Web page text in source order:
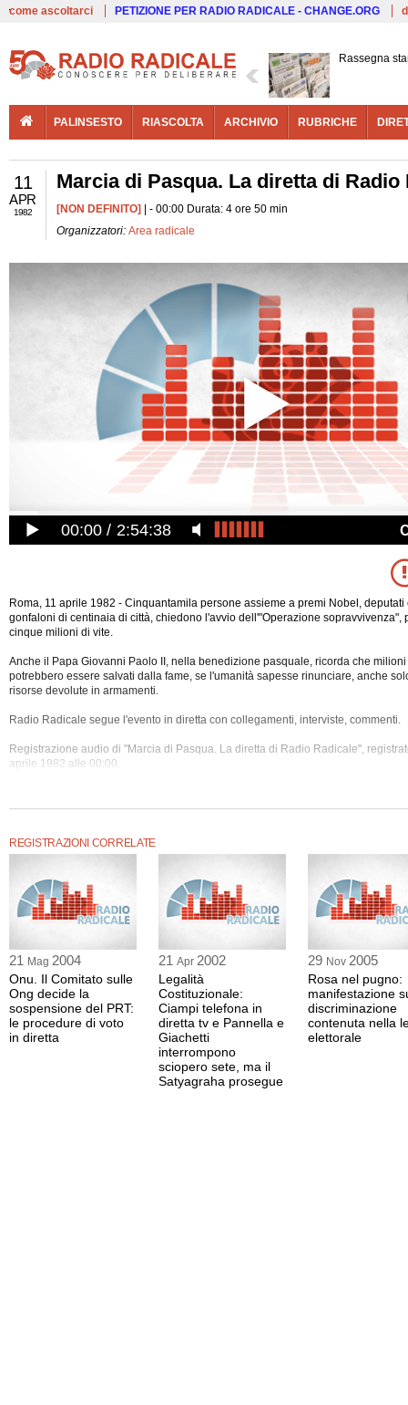
come ascoltarci PETIZIONE PER RADIO RADICALE - CHANGE.ORG
Rassegna
PALINSESTO RIASCOLTA ARCHIVIO RUBRICHE
11
APR
1982
Marcia di Pasqua. La diretta di Radio
[NON DEFINITO]
| - 00:00 Durata: 4 ore 50 min
Organizzatori: Area radicale
00:00 2:54:38
Roma, 11 aprile 1982 - Cinquantamila persone assieme a premi Nobel,
gonfaloni di centinaia di città, chiedono l'avvio dell'"Operazione sopravvivenza",
cinque milioni di vite.
Anche il Papa Giovanni Paolo II, nella benedizione pasquale, ricorda che
potrebbero essere salvati dalla fame, se l'umanità sapesse rinunciare, anche
risorse devolute in armamenti.
Radio Radicale segue l'evento in diretta con collegamenti, interviste, commenti.
Registrazione audio di "Marcia di Pasqua. La diretta di Radio Radicale",
aprile 1982 alle 00:00.
REGISTRAZIONI CORRELATE
21 Mag 2004
Onu. Il Comitato sulle
Ong decide la
sospensione del PRT:
le procedure di voto
in diretta
21 Apr 2002
Legalità
Costituzionale:
Ciampi telefona in
diretta tv e Pannella e
Giachetti
interrompono
sciopero sete, ma il
Satyagraha prosegue
29 Nov 2005
Rosa nel pugno:
manifestazione
discriminazione
contenuta nella
elettorale